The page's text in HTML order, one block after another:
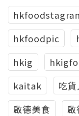
hkfoodpic
hkig
kaitak
吃
啟德美食
啟